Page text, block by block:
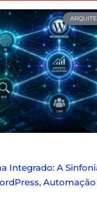
Integrado: A